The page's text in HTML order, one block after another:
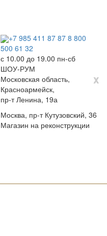
+7 985 411 87 87 8 800
500 61 32
с 10.00 до 19.00 пн-сб
ШОУ-РУМ
x
Московская область,
Красноармейск,
пр-т Ленина, 19а
Москва, пр-т Кутузовский, 36
Магазин на реконструкции